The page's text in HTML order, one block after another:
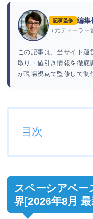
記事監修 編集
（元ディーラー
この記事は、当サイト運
取り・値引き情報を徹底
が現場視点で監修して制
目次
スペーシアベー
界[2026年8月